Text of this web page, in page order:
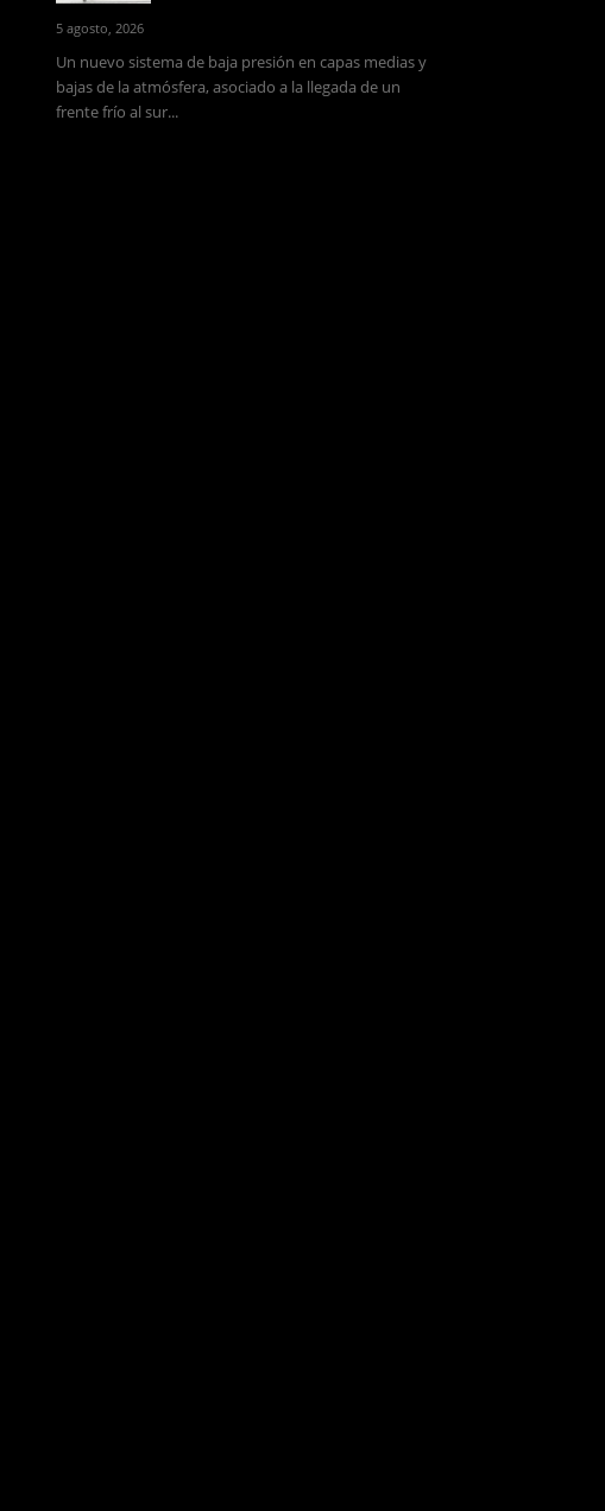
5 agosto, 2026
Un nuevo sistema de baja presión en capas medias y
bajas de la atmósfera, asociado a la llegada de un
frente frío al sur...